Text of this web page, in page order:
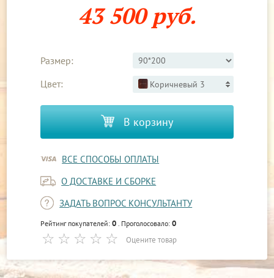
43 500 руб.
Размер:
Цвет:
Коричневый 3
В корзину
ВСЕ СПОСОБЫ ОПЛАТЫ
О ДОСТАВКЕ И СБОРКЕ
ЗАДАТЬ ВОПРОС КОНСУЛЬТАНТУ
Рейтинг покупателей:0 . Проголосовало:0
Оцените товар